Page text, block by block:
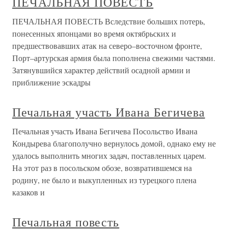
ПЕЧАЛЬНАЯ ПОВЕСТЬ Вследствие больших потерь,
понесенных японцами во время октябрьских и
предшествовавших атак на северо–восточном фронте,
Порт–артурская армия была пополнена свежими частями.
Затянувшийся характер действий осадной армии и
приближение эскадры
Печальная участь Ивана Бегичева
Печальная участь Ивана Бегичева Посольство Ивана
Кондырева благополучно вернулось домой, однако ему не
удалось выполнить многих задач, поставленных царем.
На этот раз в посольском обозе, возвратившемся на
родину, не было и выкупленных из турецкого плена
казаков и
Печальная повесть